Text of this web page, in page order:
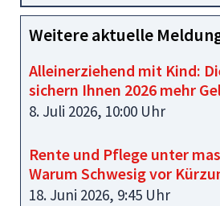
Weitere aktuelle
Alleinerziehend mit Kind:
sichern Ihnen 2026 mehr
8. Juli 2026, 10:00 Uhr
Rente und Pflege unter
Warum Schwesig vor
18. Juni 2026, 9:45 Uhr